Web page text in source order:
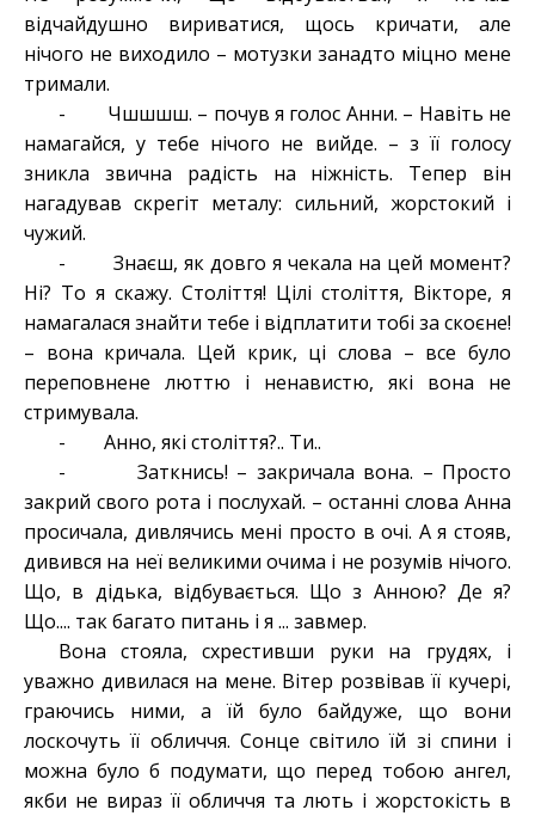
відчайдушно вириватися, щось кричати, але
нічого не виходило – мотузки занадто міцно мене
тримали.
- Чшшшш. – почув я голос Анни. – Навіть не
намагайся, у тебе нічого не вийде. – з її голосу
зникла звична радість на ніжність. Тепер він
нагадував скрегіт металу: сильний, жорстокий і
чужий.
- Знаєш, як довго я чекала на цей момент?
Ні? То я скажу. Століття! Цілі століття, Вікторе, я
намагалася знайти тебе і відплатити тобі за скоєне!
– вона кричала. Цей крик, ці слова – все було
переповнене люттю і ненавистю, які вона не
стримувала.
- Анно, які століття?.. Ти..
- Заткнись! – закричала вона. – Просто
закрий свого рота і послухай. – останні слова Анна
просичала, дивлячись мені просто в очі. А я стояв,
дивився на неї великими очима і не розумів нічого.
Що, в дідька, відбувається. Що з Анною? Де я?
Що.... так багато питань і я ... завмер.
Вона стояла, схрестивши руки на грудях, і
уважно дивилася на мене. Вітер розвівав її кучері,
граючись ними, а їй було байдуже, що вони
лоскочуть її обличчя. Сонце світило їй зі спини і
можна було б подумати, що перед тобою ангел,
якби не вираз її обличчя та лють і жорстокість в